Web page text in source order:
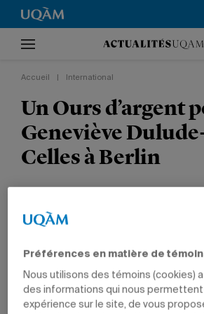
Accueil International
Un Ours d’argent
Geneviève
Celles à Berlin
pourNina Roza
Préférences en matière de
Nous utilisons des témoins (cookies)
des informations qui nous permettent
expérience sur le site, de vous